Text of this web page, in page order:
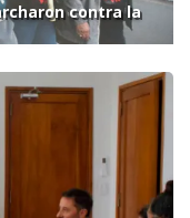
contra la